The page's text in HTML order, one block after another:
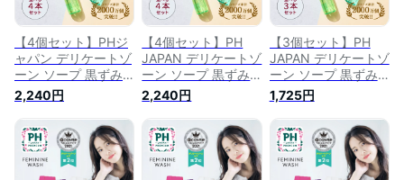
【4個セット】PHジ
ャパン デリケートゾ
ーン ソープ 黒ずみ
ケア におい かゆみ
消臭 VIO アミノ酸
保湿 フェミニンウォ
ッシュ 日本製 選べ
る4種類香り PHケア
170ml
2,240円
【4個セット】PH
JAPAN デリケートゾ
ーン ソープ 黒ずみ
ケア におい かゆみ
消臭 VIO アミノ酸
保湿 フェミニンウォ
ッシュ 日本製 選べ
る4種類香り PHケア
170ml
2,240円
【3個セット】PH
JAPAN デリケートゾ
ーン ソープ 黒ずみ
ケア におい かゆみ
消臭 VIO アミノ酸
保湿 フェミニンウォ
ッシュ 日本製 選べ
る4種類香り PHケア
170ml
1,725円